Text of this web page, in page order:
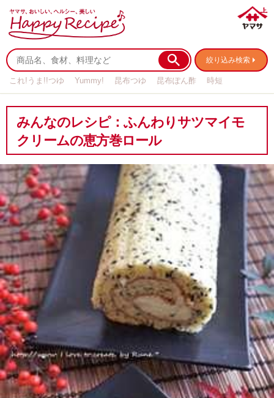
絞り込み検索
これ!うま!!つゆ Yummy! 昆布つゆ 昆布ぽん酢
時短
みんなのレシピ：ふんわりサツマイモ
クリームの恵方巻ロール